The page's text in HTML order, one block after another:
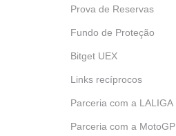
Prova de Reservas
Fundo de Proteção
Bitget UEX
Links recíprocos
Parceria com a LALIGA
Parceria com a MotoGP